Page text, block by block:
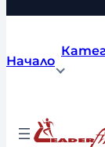
Начало